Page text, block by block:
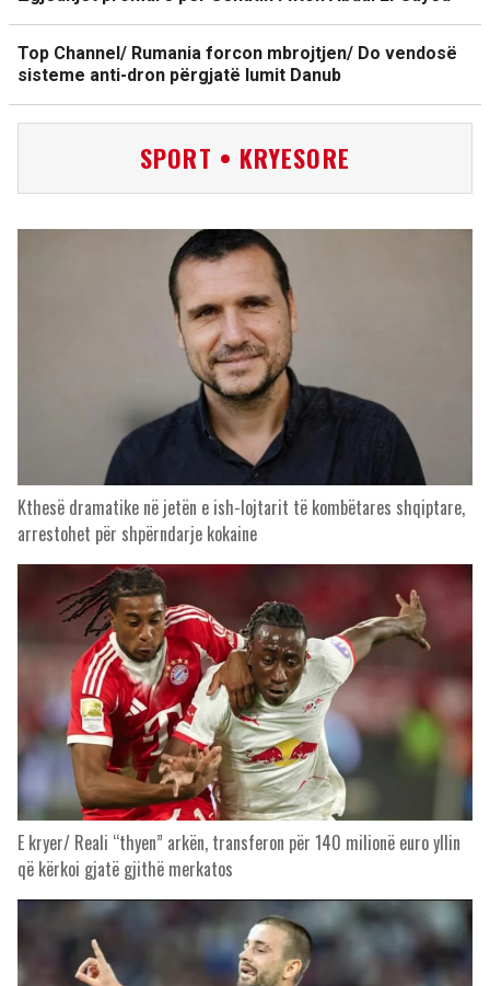
Top Channel/ Rumania forcon mbrojtjen/ Do vendosë
sisteme anti-dron përgjatë lumit Danub
SPORT • KRYESORE
Kthesë dramatike në jetën e ish-lojtarit të kombëtares shqiptare,
arrestohet për shpërndarje kokaine
E kryer/ Reali “thyen” arkën, transferon për 140 milionë euro yllin
që kërkoi gjatë gjithë merkatos